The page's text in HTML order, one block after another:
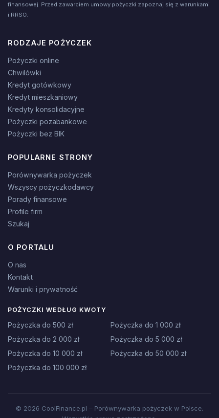
finansowej. Przed zawarciem umowy pożyczki zapoznaj się z warunkami
i RRSO.
RODZAJE POŻYCZEK
Pożyczki online
Chwilówki
Kredyt gotówkowy
Kredyt mieszkaniowy
Kredyty konsolidacyjne
Pożyczki pozabankowe
Pożyczki bez BIK
POPULARNE STRONY
Porównywarka pożyczek
Wszyscy pożyczkodawcy
Porady finansowe
Profile firm
Szukaj
O PORTALU
O nas
Kontakt
Warunki i prywatność
POŻYCZKI WEDŁUG KWOTY
Pożyczka do 500 zł
Pożyczka do 1 000 zł
Pożyczka do 2 000 zł
Pożyczka do 5 000 zł
Pożyczka do 10 000 zł
Pożyczka do 50 000 zł
Pożyczka do 100 000 zł
© 2026 CoolFinance.pl – Porównywarka pożyczek w Polsce.